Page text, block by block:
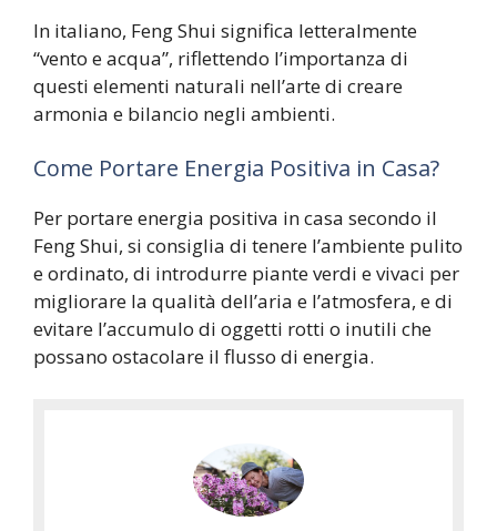
In italiano, Feng Shui significa letteralmente
“vento e acqua”, riflettendo l’importanza di
questi elementi naturali nell’arte di creare
armonia e bilancio negli ambienti.
Come Portare Energia Positiva in Casa?
Per portare energia positiva in casa secondo il
Feng Shui, si consiglia di tenere l’ambiente pulito
e ordinato, di introdurre piante verdi e vivaci per
migliorare la qualità dell’aria e l’atmosfera, e di
evitare l’accumulo di oggetti rotti o inutili che
possano ostacolare il flusso di energia.